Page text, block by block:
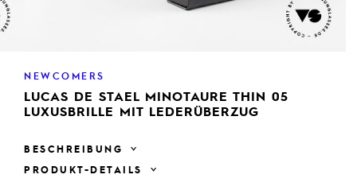
NEWCOMERS
LUCAS DE STAEL MINOTAURE THIN 05
LUXUSBRILLE MIT LEDERÜBERZUG
BESCHREIBUNG
PRODUKT-DETAILS